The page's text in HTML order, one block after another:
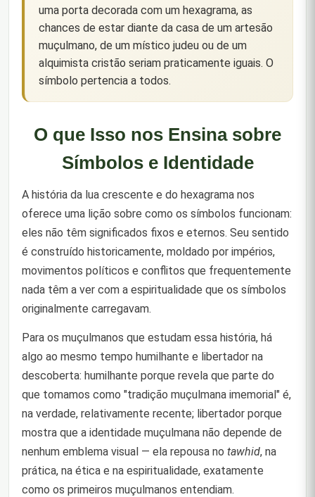
uma porta decorada com um hexagrama, as
chances de estar diante da casa de um artesão
muçulmano, de um místico judeu ou de um
alquimista cristão seriam praticamente iguais. O
símbolo pertencia a todos.
O que Isso nos Ensina sobre
Símbolos e Identidade
A história da lua crescente e do hexagrama nos
oferece uma lição sobre como os símbolos funcionam:
eles não têm significados fixos e eternos. Seu sentido
é construído historicamente, moldado por impérios,
movimentos políticos e conflitos que frequentemente
nada têm a ver com a espiritualidade que os símbolos
originalmente carregavam.
Para os muçulmanos que estudam essa história, há
algo ao mesmo tempo humilhante e libertador na
descoberta: humilhante porque revela que parte do
que tomamos como "tradição muçulmana imemorial" é,
na verdade, relativamente recente; libertador porque
mostra que a identidade muçulmana não depende de
nenhum emblema visual — ela repousa no tawhid, na
prática, na ética e na espiritualidade, exatamente
como os primeiros muçulmanos entendiam.